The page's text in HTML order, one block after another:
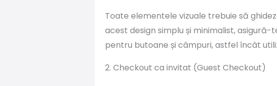
Toate elementele vizuale trebuie să
acest design simplu și minimalist,
pentru butoane și câmpuri, astfel încât
2. Checkout ca invitat (Guest Checkout)